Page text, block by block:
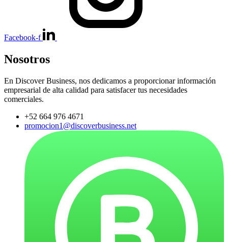
Facebook-f
Nosotros
En Discover Business, nos dedicamos a proporcionar información
empresarial de alta calidad para satisfacer tus necesidades
comerciales.
+52 664 976 4671
promocion1@discoverbusiness.net